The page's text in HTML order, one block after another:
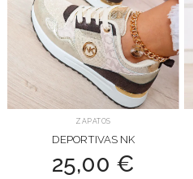
ZAPATOS
DEPORTIVAS NK
25,00 €